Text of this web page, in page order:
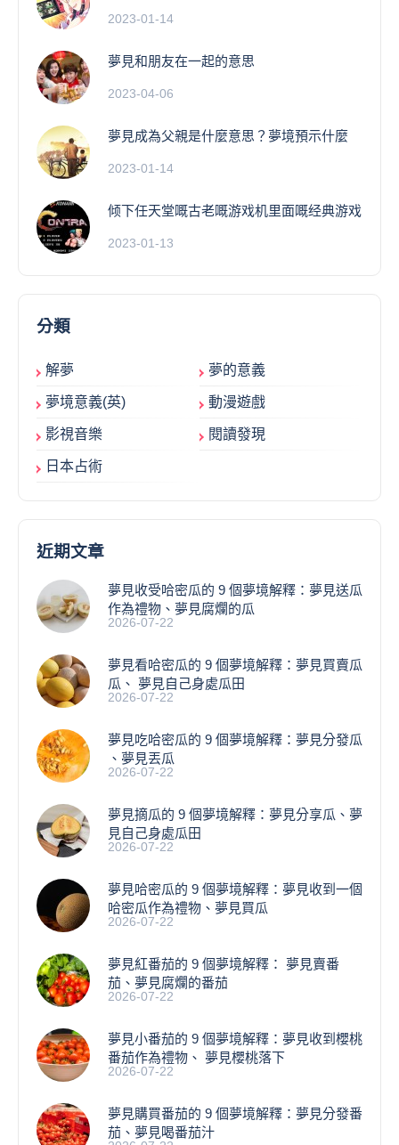
2023-01-14
夢見和朋友在一起的意思
2023-04-06
夢見成為父親是什麼意思？夢境預示什麼
2023-01-14
倾下任天堂嘅古老嘅游戏机里面嘅经典游戏
2023-01-13
分類
解夢 夢的意義
夢境意義(英) 動漫遊戲
影視音樂 閱讀發現
日本占術
近期文章
夢見收受哈密瓜的 9 個夢境解釋：夢見送瓜
作為禮物、夢見腐爛的瓜
2026-07-22
夢見看哈密瓜的 9 個夢境解釋：夢見買賣瓜
瓜、 夢見自己身處瓜田
2026-07-22
夢見吃哈密瓜的 9 個夢境解釋：夢見分發瓜
、夢見丟瓜
2026-07-22
夢見摘瓜的 9 個夢境解釋：夢見分享瓜、夢
見自己身處瓜田
2026-07-22
夢見哈密瓜的 9 個夢境解釋：夢見收到一個
哈密瓜作為禮物、夢見買瓜
2026-07-22
夢見紅番茄的 9 個夢境解釋： 夢見賣番
茄、夢見腐爛的番茄
2026-07-22
​夢見小番茄的 9 個夢境解釋：夢見收到櫻桃
番茄作為禮物、 夢見櫻桃落下
2026-07-22
夢見購買番茄的 9 個夢境解釋：夢見分發番
茄、夢見喝番茄汁